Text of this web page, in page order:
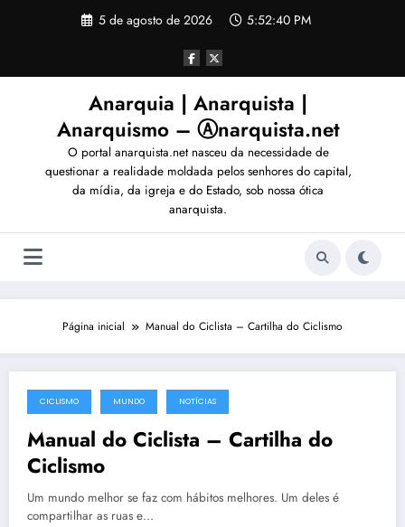
5 de agosto de 2026 5:52:43 PM
Anarquia | Anarquista |
Anarquismo – Ⓐnarquista.net
O portal anarquista.net nasceu da necessidade de
questionar a realidade moldada pelos senhores do capital,
da mídia, da igreja e do Estado, sob nossa ótica
anarquista.
Página inicial Manual do Ciclista – Cartilha do Ciclismo
30 de abril de 2014
CICLISMO MUNDO NOTÍCIAS
Manual do Ciclista – Cartilha do
Ciclismo
Um mundo melhor se faz com hábitos melhores. Um deles é
compartilhar as ruas e…